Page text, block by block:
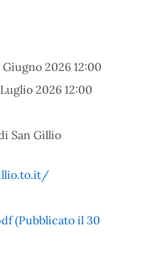
Giugno 2026 12:00
2026 12:00
San Gillio
(Pubblicato il 30